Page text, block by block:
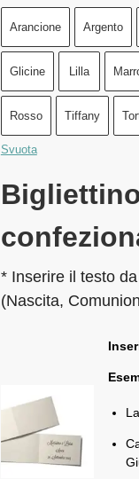
Arancione Argento
Glicine Lilla
Rosso Tiffany
Svuota
* Inserire il testo
(Nascita,